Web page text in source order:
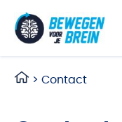
> Contact